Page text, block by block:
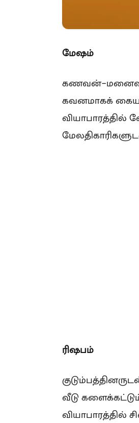
மேஷம்
கணவன்-
கவனமாகக்
ரிஷபம்
வீடு
வியாபாரத்தில்